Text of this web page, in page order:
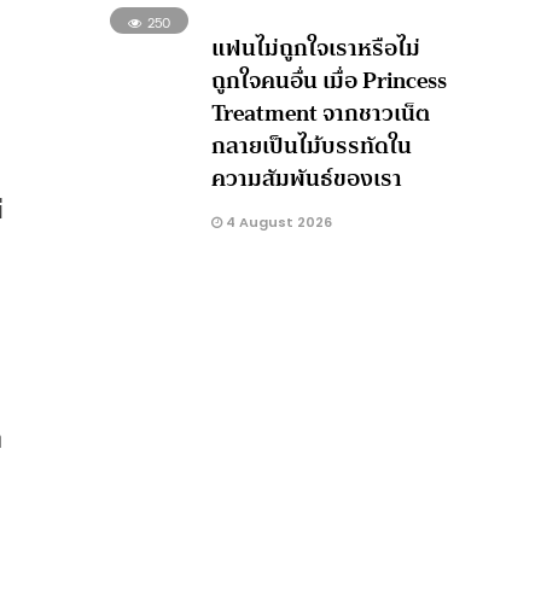
250
แฟนไม่ถูกใจเราหรือไม่
ถูกใจคนอื่น เมื่อ Princess
Treatment จากชาวเน็ต
กลายเป็นไม้บรรทัดใน
ความสัมพันธ์ของเรา
4 August 2026